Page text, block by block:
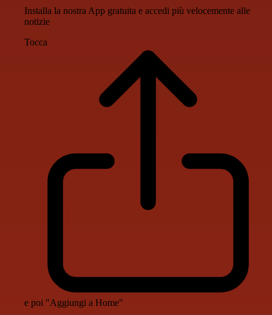
Installa la nostra App gratuita e accedi più velocemente alle
notizie
Tocca
e poi "Aggiungi a Home"